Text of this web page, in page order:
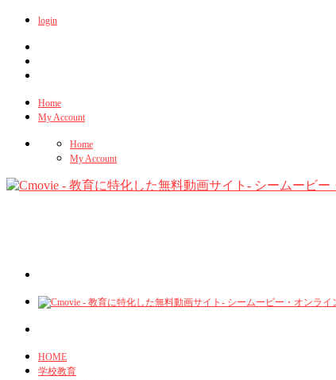
login
Home
My Account
Home
My Account
HOME
学校教育